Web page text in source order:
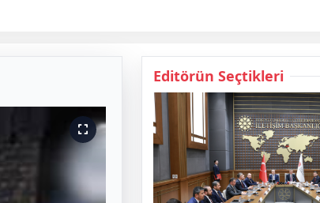
Editörün Seçtikleri